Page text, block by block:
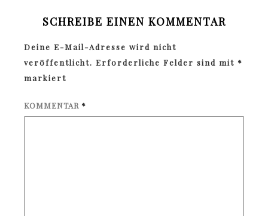
SCHREIBE EINEN KOMMENTAR
Deine E-Mail-Adresse wird nicht
veröffentlicht. Erforderliche Felder sind mit *
markiert
KOMMENTAR *